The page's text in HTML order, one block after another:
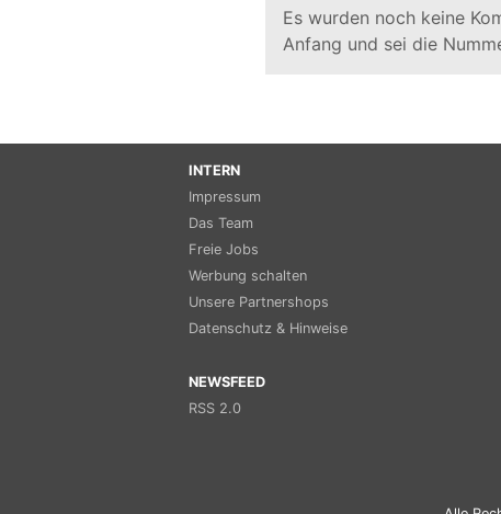
Es wurden noch keine
Anfang und sei die
INTERN
Impressum
Das Team
Freie Jobs
Werbung schalten
Unsere Partnershops
Datenschutz & Hinweise
NEWSFEED
RSS 2.0